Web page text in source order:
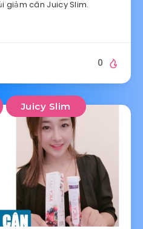
giảm cân Juicy Slim.
0
Juicy Slim